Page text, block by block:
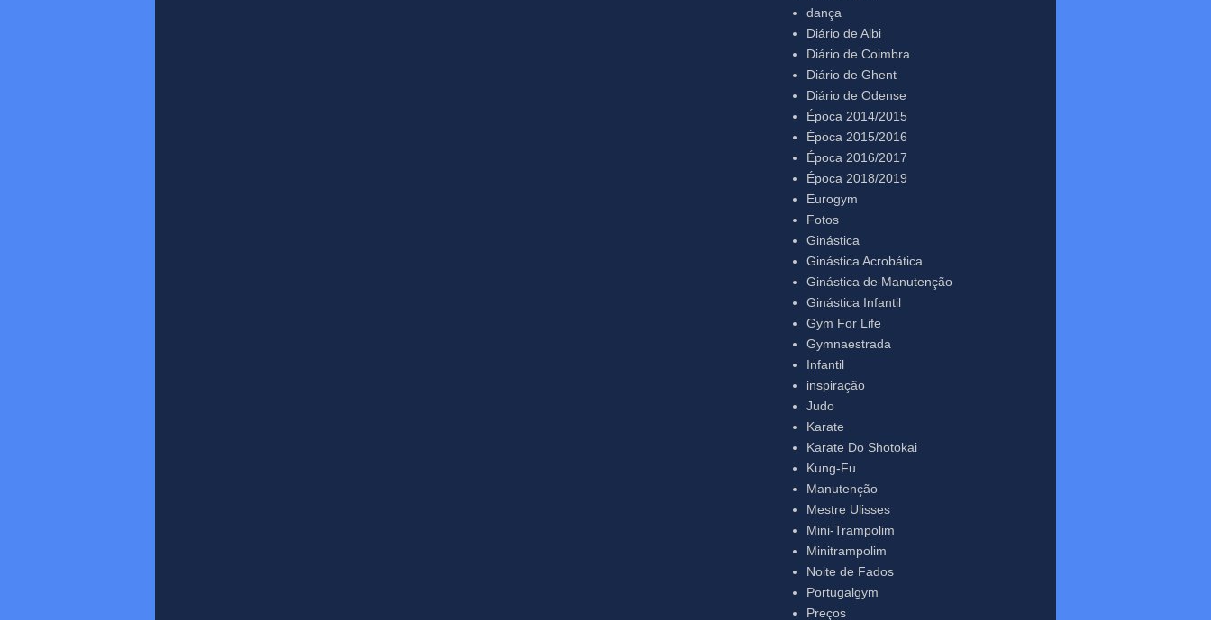
dança
Diário de Albi
Diário de Coimbra
Diário de Ghent
Diário de Odense
Época 2014/2015
Época 2015/2016
Época 2016/2017
Época 2018/2019
Eurogym
Fotos
Ginástica
Ginástica Acrobática
Ginástica de Manutenção
Ginástica Infantil
Gym For Life
Gymnaestrada
Infantil
inspiração
Judo
Karate
Karate Do Shotokai
Kung-Fu
Manutenção
Mestre Ulisses
Mini-Trampolim
Minitrampolim
Noite de Fados
Portugalgym
Preços